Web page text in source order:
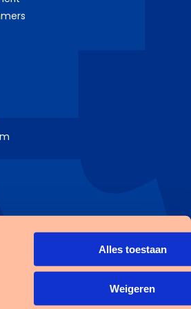
Alles toestaan
Weigeren
Open
link